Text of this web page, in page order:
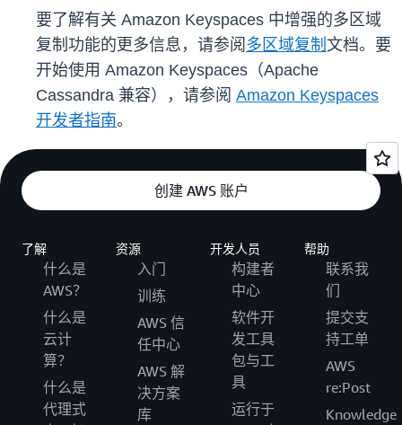
要了解有关 Amazon Keyspaces 中增强的多区域
复制功能的更多信息，请参阅 多区域复制 文档。要
开始使用 Amazon Keyspaces（Apache
Cassandra 兼容），请参阅 Amazon Keyspaces
开发者指南。
创建 AWS 账户
了解
什么是
AWS？
什么是
云计
算？
什么是
代理式
资源
入门
训练
AWS 信
任中心
AWS 解
决方案
库
开发人员
构建者
中心
软件开
发工具
包与工
具
运行于
帮助
联系我
们
提交支
持工单
AWS
re:Post
Knowledge